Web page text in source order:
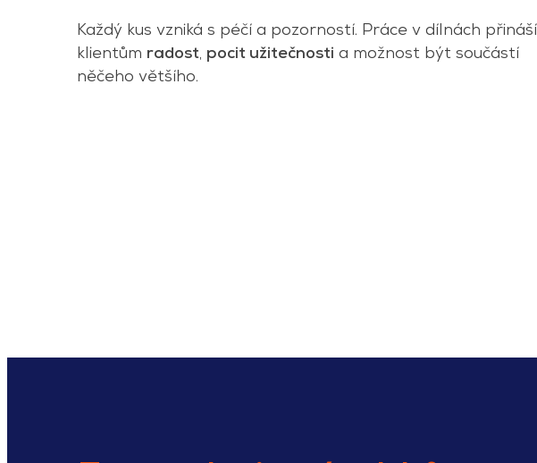
Každý kus vzniká s péčí a pozorností. Práce v dílnách přináší
klientům radost, pocit užitečnosti a možnost být součástí
něčeho většího.